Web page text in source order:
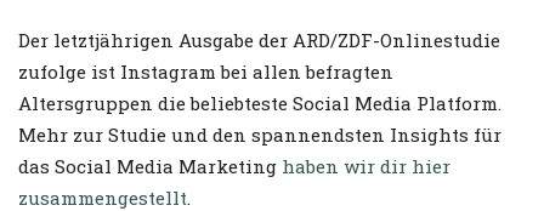
Der letztjährigen Ausgabe der ARD/ZDF-Onlinestudie
zufolge ist Instagram bei allen befragten
Altersgruppen die beliebteste Social Media Platform.
Mehr zur Studie und den spannendsten Insights für
das Social Media Marketing haben wir dir hier
zusammengestellt.